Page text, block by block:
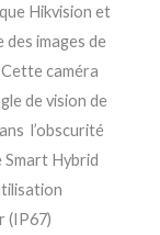
Hikvision et
images de
caméra
de vision de
l’obscurité
Hybrid
(IP67)